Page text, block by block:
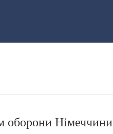
оборони Німеччини